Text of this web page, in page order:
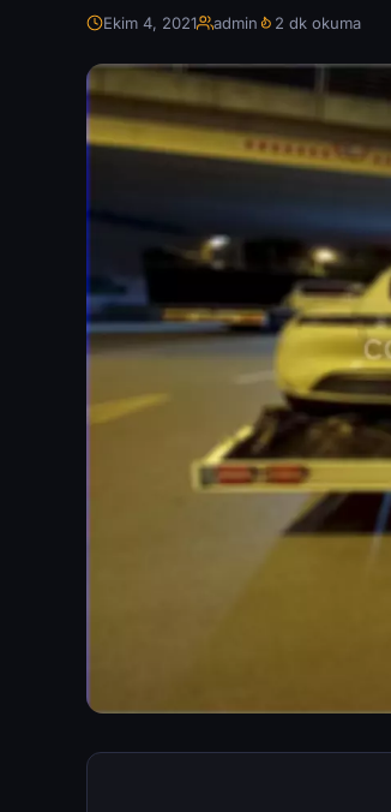
Ekim 4, 2021 admin 2 dk okuma